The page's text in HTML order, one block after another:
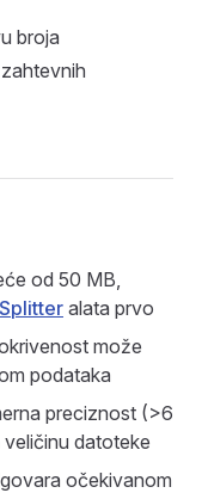
broja
od 50 MB,
alata prvo
može
podataka
preciznost (>6
datoteke
očekivanom